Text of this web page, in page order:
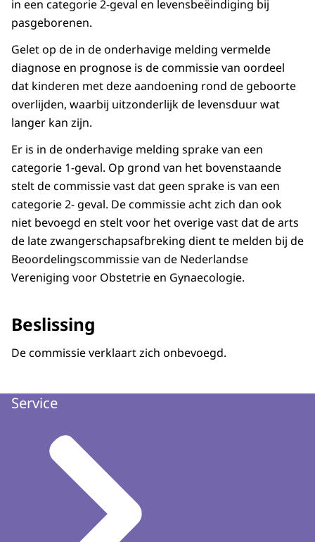
in een categorie 2-geval en levensbeëindiging bij
pasgeborenen.
Gelet op de in de onderhavige melding vermelde
diagnose en prognose is de commissie van oordeel
dat kinderen met deze aandoening rond de geboorte
overlijden, waarbij uitzonderlijk de levensduur wat
langer kan zijn.
Er is in de onderhavige melding sprake van een
categorie 1-geval. Op grond van het bovenstaande
stelt de commissie vast dat geen sprake is van een
categorie 2- geval. De commissie acht zich dan ook
niet bevoegd en stelt voor het overige vast dat de arts
de late zwangerschapsafbreking dient te melden bij de
Beoordelingscommissie van de Nederlandse
Vereniging voor Obstetrie en Gynaecologie.
Beslissing
De commissie verklaart zich onbevoegd.
Service